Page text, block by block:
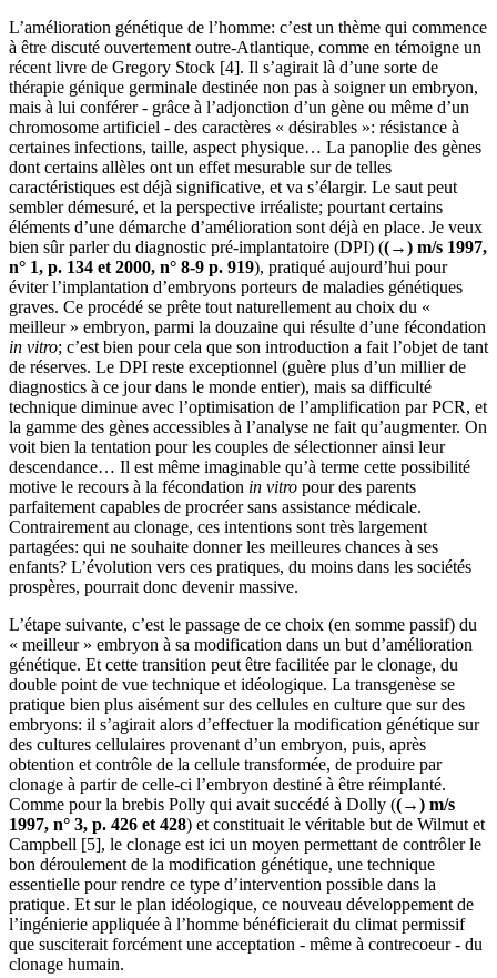
L’amélioration génétique de l’homme: c’est un thème qui commence
à être discuté ouvertement outre-Atlantique, comme en témoigne un
récent livre de Gregory Stock [4]. Il s’agirait là d’une sorte de
thérapie génique germinale destinée non pas à soigner un embryon,
mais à lui conférer - grâce à l’adjonction d’un gène ou même d’un
chromosome artificiel - des caractères « désirables »: résistance à
certaines infections, taille, aspect physique… La panoplie des gènes
dont certains allèles ont un effet mesurable sur de telles
caractéristiques est déjà significative, et va s’élargir. Le saut peut
sembler démesuré, et la perspective irréaliste; pourtant certains
éléments d’une démarche d’amélioration sont déjà en place. Je veux
bien sûr parler du diagnostic pré-implantatoire (DPI) ((→) m/s 1997,
n° 1, p. 134 et 2000, n° 8-9 p. 919), pratiqué aujourd’hui pour
éviter l’implantation d’embryons porteurs de maladies génétiques
graves. Ce procédé se prête tout naturellement au choix du «
meilleur » embryon, parmi la douzaine qui résulte d’une fécondation
in vitro; c’est bien pour cela que son introduction a fait l’objet de tant
de réserves. Le DPI reste exceptionnel (guère plus d’un millier de
diagnostics à ce jour dans le monde entier), mais sa difficulté
technique diminue avec l’optimisation de l’amplification par PCR, et
la gamme des gènes accessibles à l’analyse ne fait qu’augmenter. On
voit bien la tentation pour les couples de sélectionner ainsi leur
descendance… Il est même imaginable qu’à terme cette possibilité
motive le recours à la fécondation in vitro pour des parents
parfaitement capables de procréer sans assistance médicale.
Contrairement au clonage, ces intentions sont très largement
partagées: qui ne souhaite donner les meilleures chances à ses
enfants? L’évolution vers ces pratiques, du moins dans les sociétés
prospères, pourrait donc devenir massive.
L’étape suivante, c’est le passage de ce choix (en somme passif) du
« meilleur » embryon à sa modification dans un but d’amélioration
génétique. Et cette transition peut être facilitée par le clonage, du
double point de vue technique et idéologique. La transgenèse se
pratique bien plus aisément sur des cellules en culture que sur des
embryons: il s’agirait alors d’effectuer la modification génétique sur
des cultures cellulaires provenant d’un embryon, puis, après
obtention et contrôle de la cellule transformée, de produire par
clonage à partir de celle-ci l’embryon destiné à être réimplanté.
Comme pour la brebis Polly qui avait succédé à Dolly ((→) m/s
1997, n° 3, p. 426 et 428) et constituait le véritable but de Wilmut et
Campbell [5], le clonage est ici un moyen permettant de contrôler le
bon déroulement de la modification génétique, une technique
essentielle pour rendre ce type d’intervention possible dans la
pratique. Et sur le plan idéologique, ce nouveau développement de
l’ingénierie appliquée à l’homme bénéficierait du climat permissif
que susciterait forcément une acceptation - même à contrecoeur - du
clonage humain.